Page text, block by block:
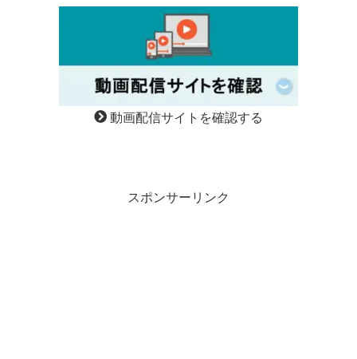
動画配信サイトを確認する
スポンサーリンク